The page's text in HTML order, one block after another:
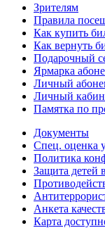
Зрителям
Правила
Как купить
Как вернуть
Подарочный
Ярмарка
Личный
Личный
Памятка по
Документы
Спец. оценка
Политика
Защита детей
Анкета
Карта